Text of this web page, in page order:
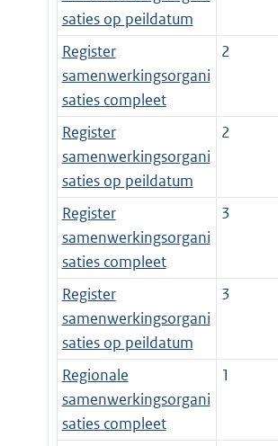
saties op peildatum
Register
samenwerkingsorgani
saties compleet
2
Register
samenwerkingsorgani
saties op peildatum
2
Register
samenwerkingsorgani
saties compleet
3
Register
samenwerkingsorgani
saties op peildatum
3
Regionale
samenwerkingsorgani
saties compleet
1